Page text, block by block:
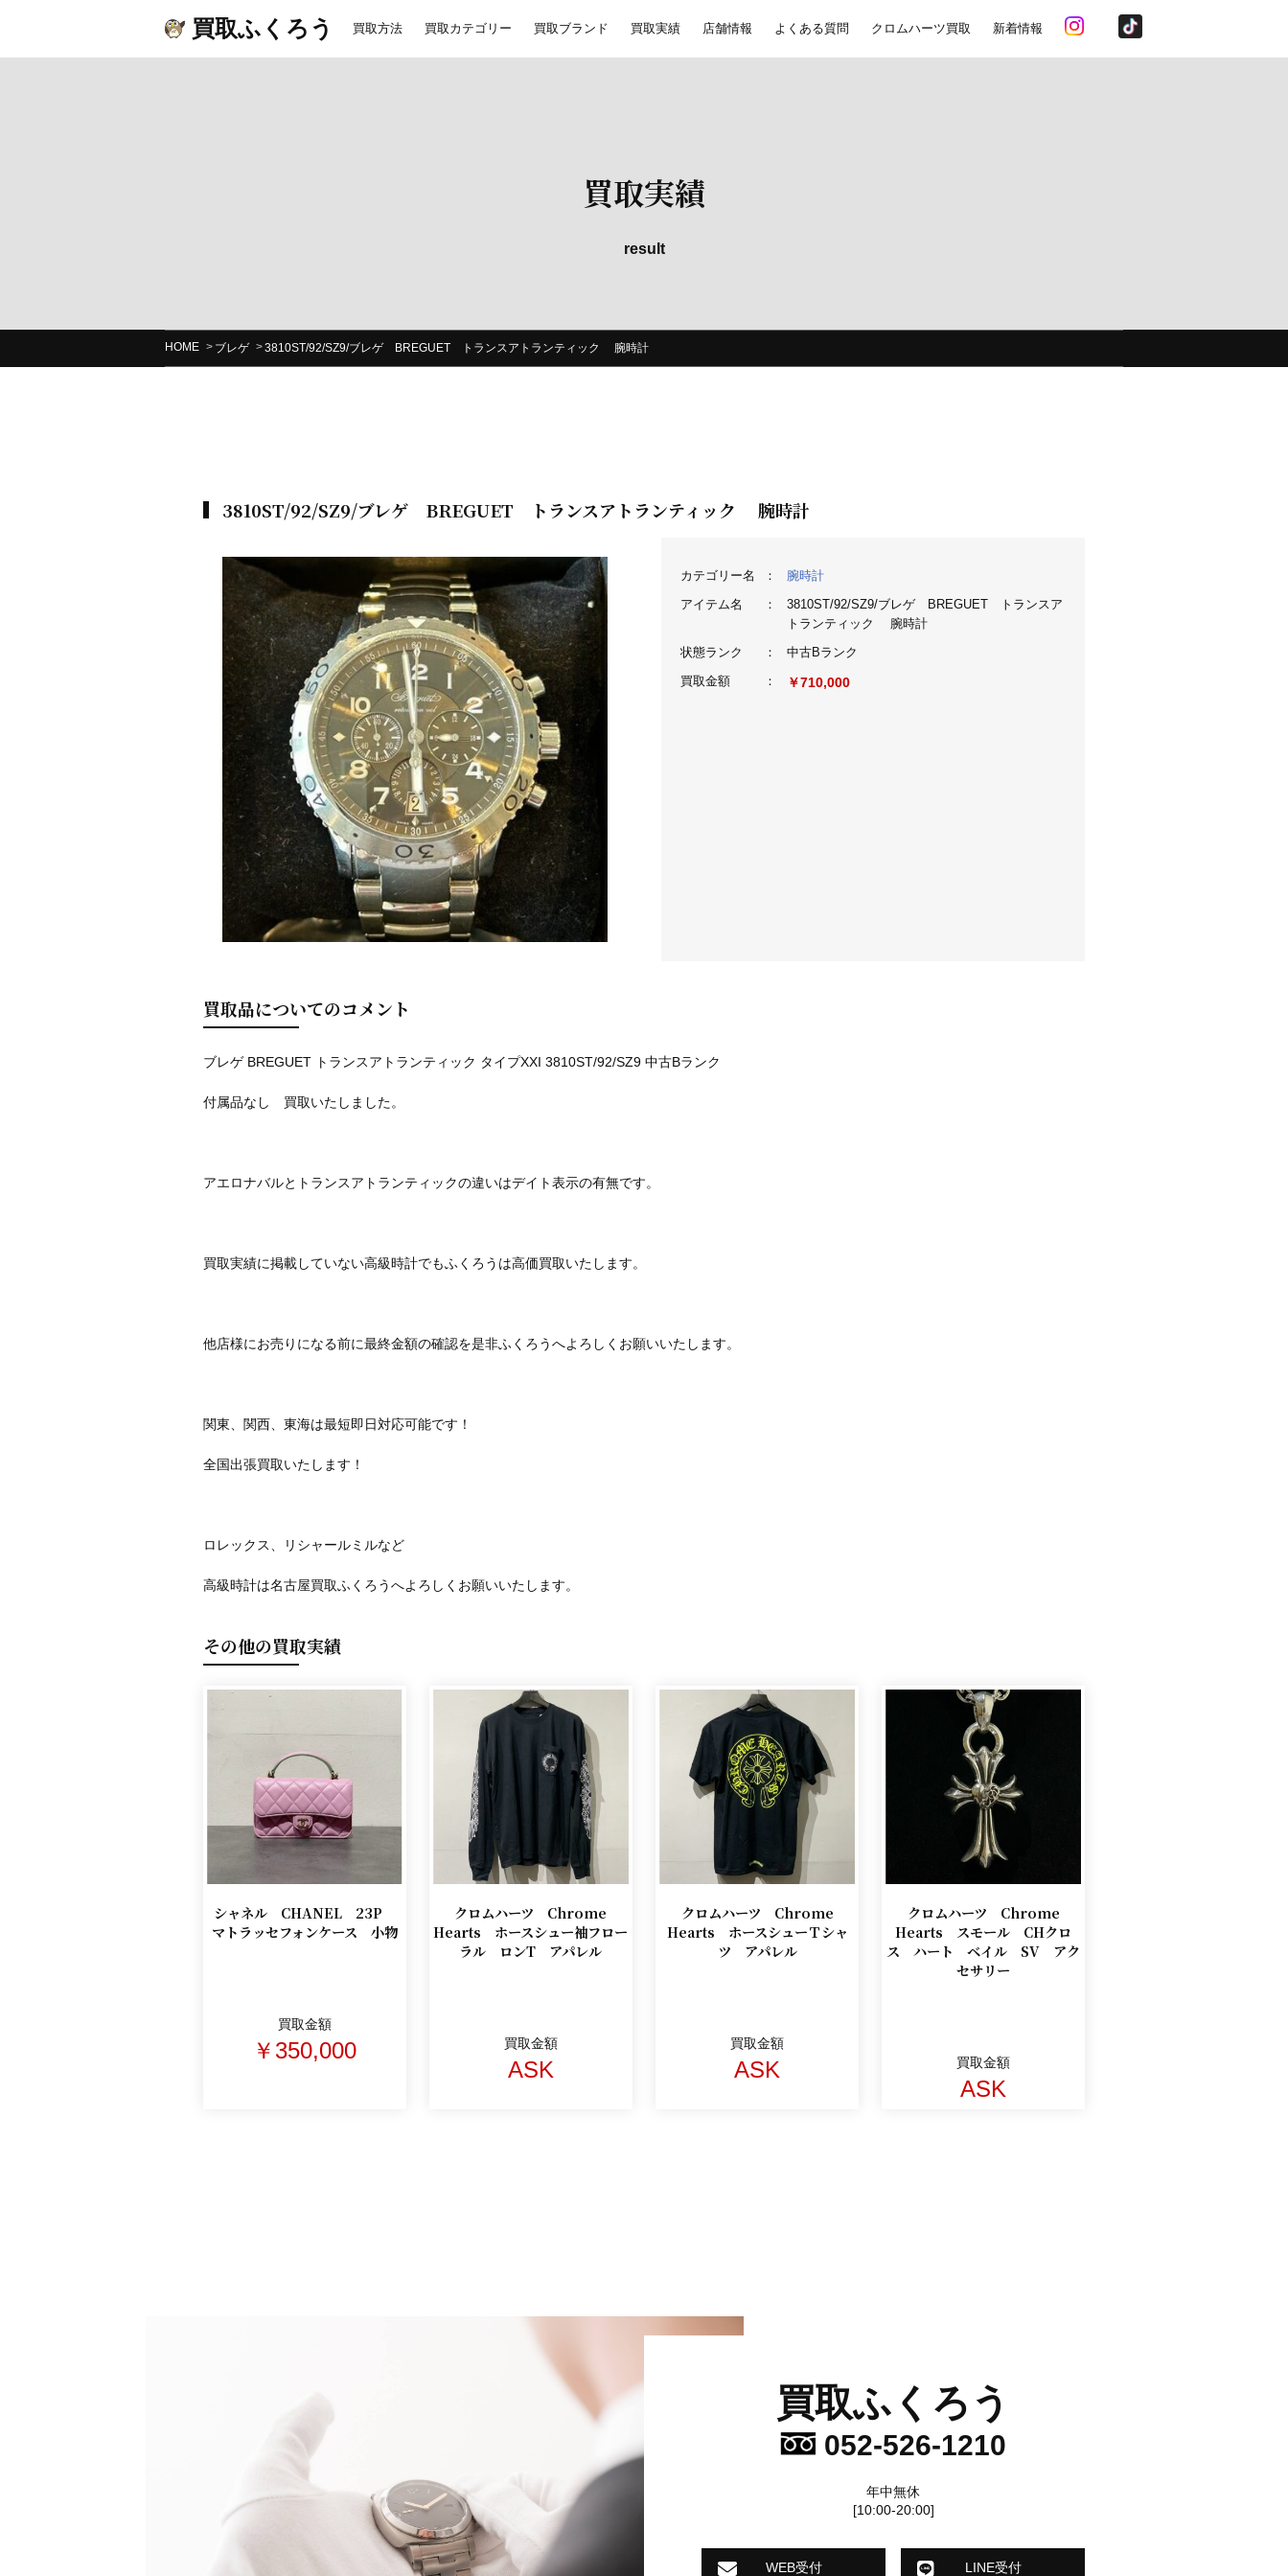
買取ふくろう 買取方法 買取カテゴリー 買取ブランド 買取実績 店舗情報 よくある質問 クロムハーツ買取 新着情報
買取実績
result
HOME ブレゲ 3810ST/92/SZ9/ブレゲ BREGUET トランスアトランティック 腕時計
3810ST/92/SZ9/ブレゲ BREGUET トランスアトランティック 腕時計
カテゴリー名 ：
腕時計
アイテム名
：
3810ST/92/SZ9/ブレゲ BREGUET トランスア
トランティック 腕時計
状態ランク
：
中古Bランク
買取金額
： ￥710,000
買取品についてのコメント
ブレゲ BREGUET トランスアトランティック タイプXXI 3810ST/92/SZ9 中古Bランク
付属品なし 買取いたしました。
アエロナバルとトランスアトランティックの違いはデイト表示の有無です。
買取実績に掲載していない高級時計でもふくろうは高価買取いたします。
他店様にお売りになる前に最終金額の確認を是非ふくろうへよろしくお願いいたします。
関東、関西、東海は最短即日対応可能です！
全国出張買取いたします！
ロレックス、リシャールミルなど
高級時計は名古屋買取ふくろうへよろしくお願いいたします。
その他の買取実績
シャネル CHANEL 23P
マトラッセフォンケース 小物
買取金額
￥350,000
クロムハーツ Chrome
Hearts ホースシュー袖フロー
ラル ロンT アパレル
買取金額
ASK
クロムハーツ Chrome
Hearts ホースシューＴシャ
ツ アパレル
買取金額
ASK
クロムハーツ Chrome
Hearts スモール CHクロ
ス ハート ベイル SV アク
セサリー
買取金額
ASK
買取ふくろう
052-526-1210
年中無休
[10:00-20:00]
WEB受付 LINE受付